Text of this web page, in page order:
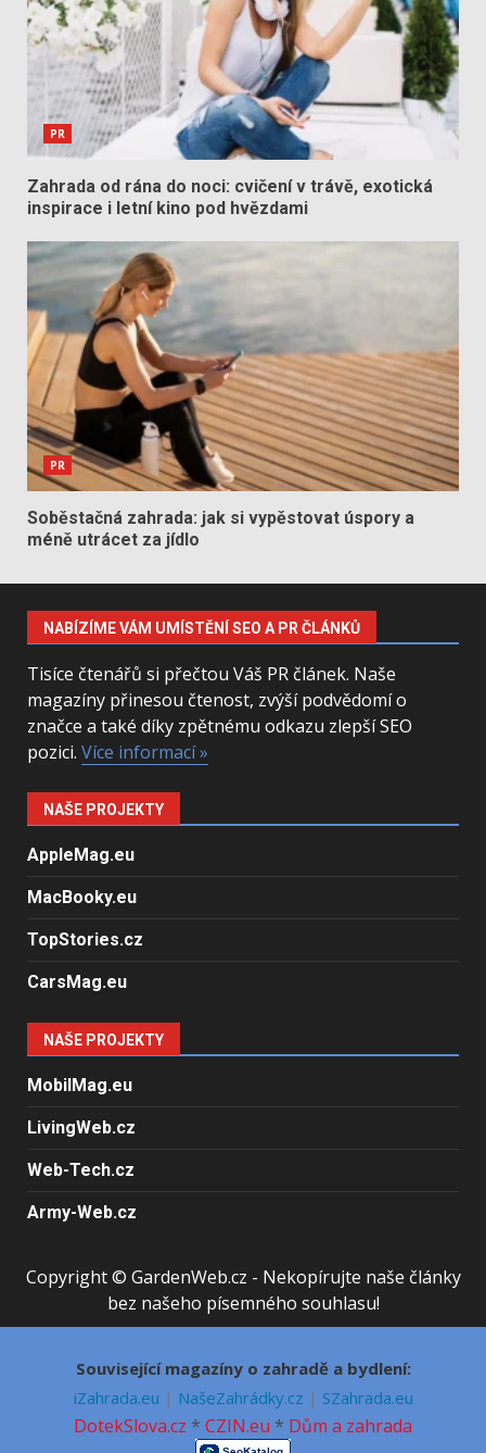
PR
Zahrada od rána do noci: cvičení v trávě, exotická
inspirace i letní kino pod hvězdami
PR
Soběstačná zahrada: jak si vypěstovat úspory a
méně utrácet za jídlo
NABÍZÍME VÁM UMÍSTĚNÍ SEO A PR ČLÁNKŮ
Tisíce čtenářů si přečtou Váš PR článek. Naše
magazíny přinesou čtenost, zvýší podvědomí o
značce a také díky zpětnému odkazu zlepší SEO
pozici. Více informací »
NAŠE PROJEKTY
AppleMag.eu
MacBooky.eu
TopStories.cz
CarsMag.eu
NAŠE PROJEKTY
MobilMag.eu
LivingWeb.cz
Web-Tech.cz
Army-Web.cz
Copyright © GardenWeb.cz - Nekopírujte naše články
bez našeho písemného souhlasu!
Související magazíny o zahradě a bydlení:
iZahrada.eu | NašeZahrádky.cz | SZahrada.eu
DotekSlova.cz * CZIN.eu * Dům a zahrada